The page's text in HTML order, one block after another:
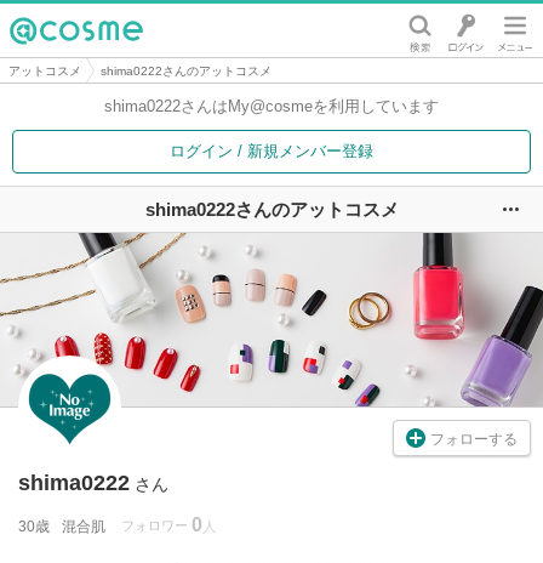
@cosme
アットコスメ shima0222さんのアットコスメ
shima0222さんは My@cosmeを利用しています
ログイン / 新規メンバー登録
shima0222さんのアットコスメ
フォローする
shima0222 さん
30歳 混合肌 フォロワー 0